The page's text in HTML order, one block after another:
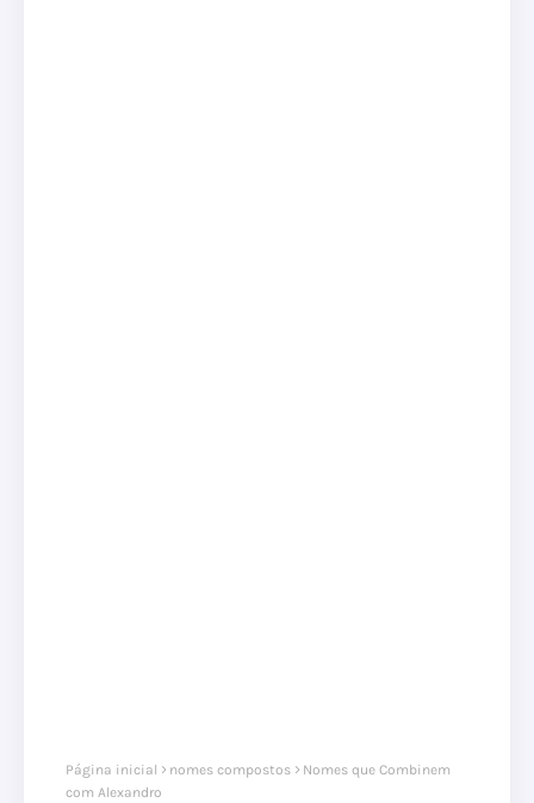
Página inicial nomes compostos
Nomes que Combinem
com Alexandro